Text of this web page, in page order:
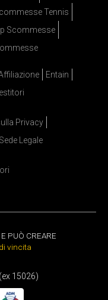
Tennis
Scommesse
Entain
Privacy
Sede Legale
PUÒ CREARE
vincita
15026)